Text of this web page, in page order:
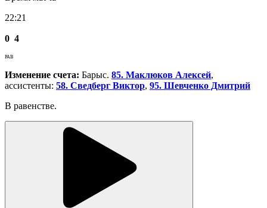
22:21
0 4
РАВ
Изменение счета: Барыс. 85. Маклюков Алексей,
ассистенты: 58. Сведберг Виктор, 95. Шевченко Дмитрий
В равенстве.